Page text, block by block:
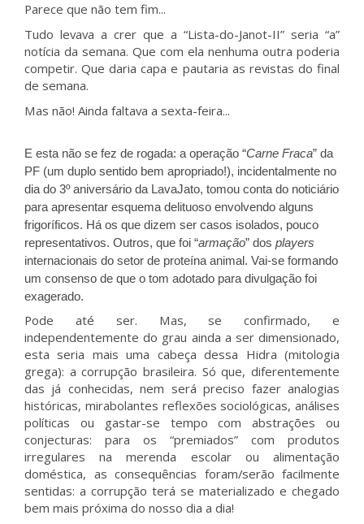
Parece que não tem fim...
Tudo levava a crer que a “Lista-do-Janot-II” seria “a”
notícia da semana. Que com ela nenhuma outra poderia
competir. Que daria capa e pautaria as revistas do final
de semana.
Mas não! Ainda faltava a sexta-feira...
E esta não se fez de rogada: a operação “Carne Fraca” da
PF (um duplo sentido bem apropriado!), incidentalmente no
dia do 3º aniversário da LavaJato, tomou conta do noticiário
para apresentar esquema delituoso envolvendo alguns
frigoríficos. Há os que dizem ser casos isolados, pouco
representativos. Outros, que foi “armação” dos players
internacionais do setor de proteína animal. Vai-se formando
um consenso de que o tom adotado para divulgação foi
exagerado.
Pode até ser. Mas, se confirmado, e
independentemente do grau ainda a ser dimensionado,
esta seria mais uma cabeça dessa Hidra (mitologia
grega): a corrupção brasileira. Só que, diferentemente
das já conhecidas, nem será preciso fazer analogias
históricas, mirabolantes reflexões sociológicas, análises
políticas ou gastar-se tempo com abstrações ou
conjecturas: para os “premiados” com produtos
irregulares na merenda escolar ou alimentação
doméstica, as consequências foram/serão facilmente
sentidas: a corrupção terá se materializado e chegado
bem mais próxima do nosso dia a dia!